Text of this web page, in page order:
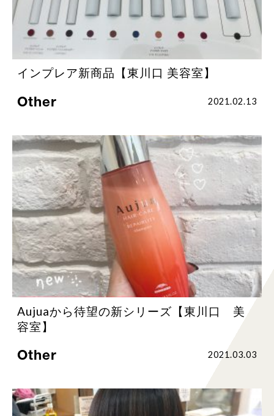
インプレア新商品【東川口 美容室】
Other 2021.02.13
Aujuaから待望の新シリーズ【東川口 美
容室】
Other 2021.03.03